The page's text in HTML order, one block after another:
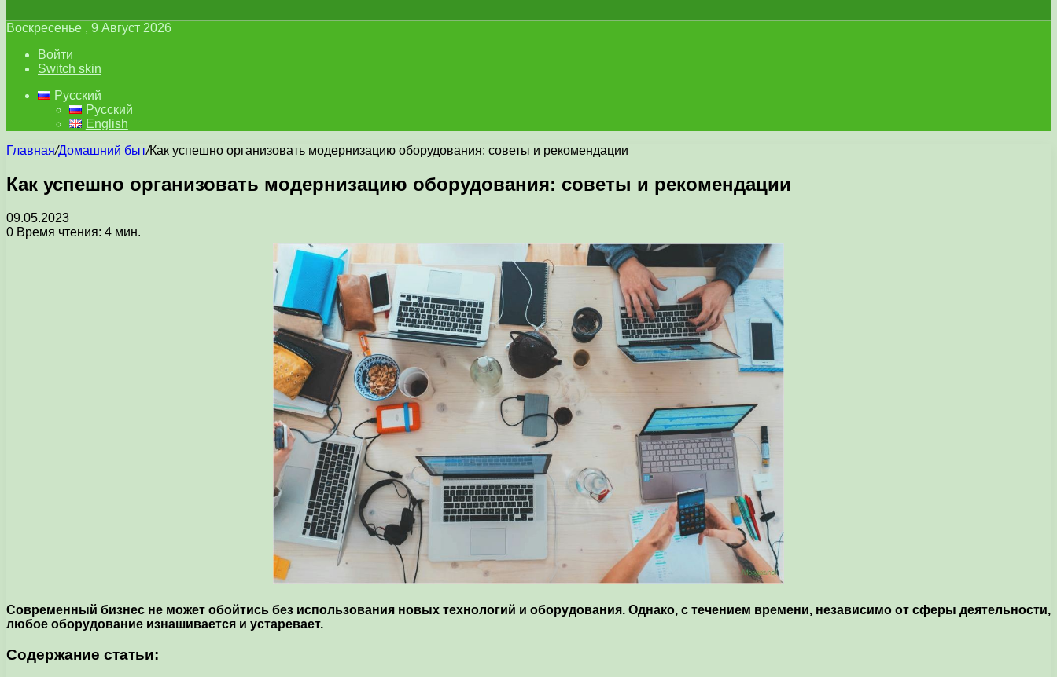
Воскресенье , 9 Август 2026
Войти
Switch skin
Русский
Русский
English
Главная/Домашний быт/Как успешно организовать модернизацию оборудования: советы и рекомендации
Как успешно организовать модернизацию оборудования: советы и рекомендации
09.05.2023
0 Время чтения: 4 мин.
Современный бизнес не может обойтись без использования новых технологий и оборудования. Однако, с течением времени, независимо от сферы деятельности,
любое оборудование изнашивается и устаревает.
Содержание статьи: